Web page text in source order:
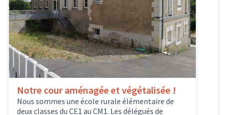
Notre cour aménagée et végétalisée !
Nous sommes une école rurale élémentaire de
deux classes du CE1 au CM1. Les délégués de